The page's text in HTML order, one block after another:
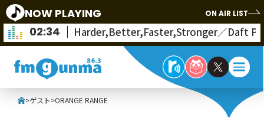
NOW PLAYING ON AIR LIST
02:34 Harder,Better,Faster,Stronger／Daft
>ゲスト>ORANGE RANGE